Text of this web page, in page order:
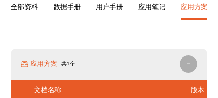
全部资料 数据手册 用户手册 应用笔记 应用方案
应用方案 共1个
文档名称 版本